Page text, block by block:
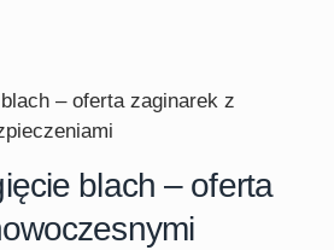
blach – oferta